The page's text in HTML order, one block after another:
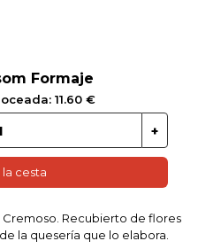
Formaje
11.60 €
la cesta
Recubierto de flores
la quesería que lo elabora.